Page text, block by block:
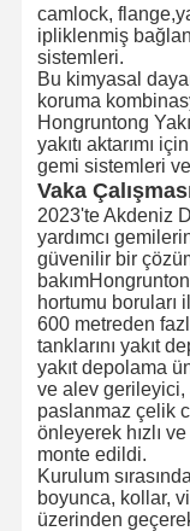
Evde
camlock,
ipliklenmiş
sistemleri.
Bu kimyasal
koruma
Hongruntong
yakıtı aktarımı
gemi sistemleri
Vaka
2023'te Akdeniz
yardımcı
güvenilir bir
hortumu boruları
600 metreden
tanklarını yakıt
yakıt depolama
ve alev gerileyici,
paslanmaz çelik
önleyerek hızlı
monte edildi.
Kurulum
boyunca, kollar,
üzerinden